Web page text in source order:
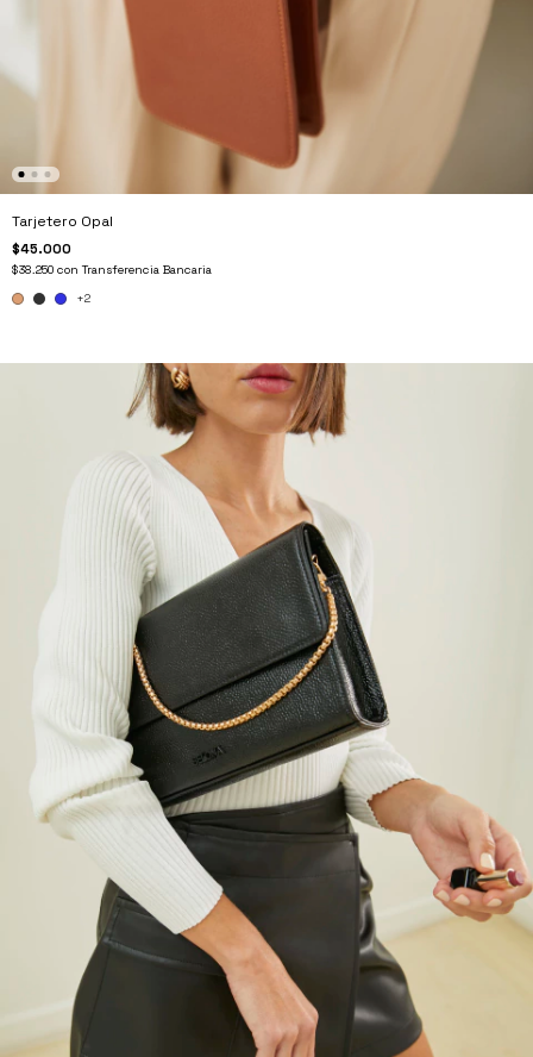
Tarjetero Opal
$45.000
$38.250 con Transferencia Bancaria
+2